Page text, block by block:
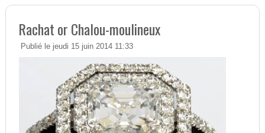
Rachat or Chalou-moulineux
Publié le jeudi 15 juin 2014 11:33